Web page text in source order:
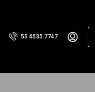
55 4535 7747